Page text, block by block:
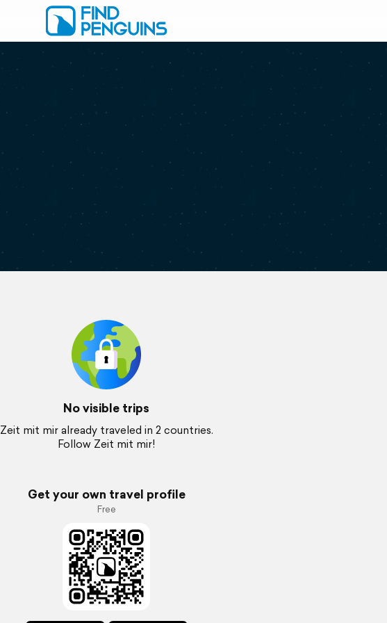
No visible trips
Zeit mit mir already traveled in 2 countries.
Follow Zeit mit mir!
Get your own travel profile
Free